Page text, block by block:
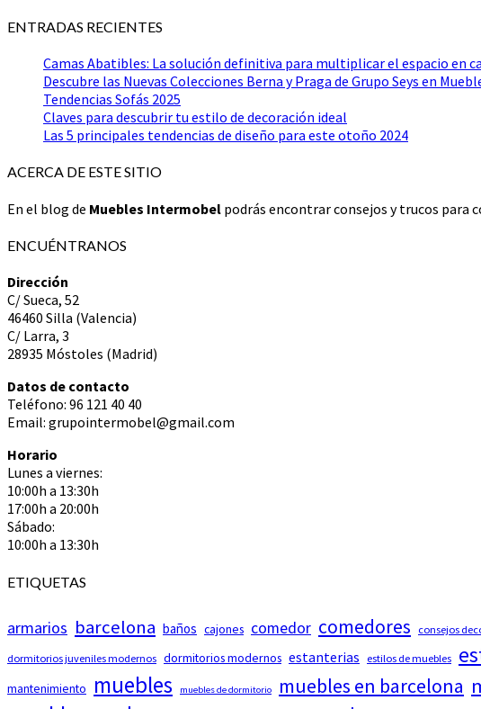
ENTRADAS RECIENTES
Camas Abatibles: La solución definitiva para multiplicar el espacio en
Descubre las Nuevas Colecciones Berna y Praga de Grupo Seys en
Tendencias Sofás 2025
Claves para descubrir tu estilo de decoración ideal
Las 5 principales tendencias de diseño para este otoño 2024
ACERCA DE ESTE SITIO
En el blog de Muebles Intermobel podrás encontrar consejos y trucos para
ENCUÉNTRANOS
Dirección
C/ Sueca, 52
46460 Silla (Valencia)
C/ Larra, 3
28935 Móstoles (Madrid)
Datos de contacto
Teléfono: 96 121 40 40
Email: grupointermobel@gmail.com
Horario
Lunes a viernes:
10:00h a 13:30h
17:00h a 20:00h
Sábado:
10:00h a 13:30h
ETIQUETAS
armarios barcelona baños cajones comedor comedores consejos
dormitorios juveniles modernos dormitorios modernos estanterias estilos de muebles
mantenimiento muebles muebles de dormitorio muebles en barcelona